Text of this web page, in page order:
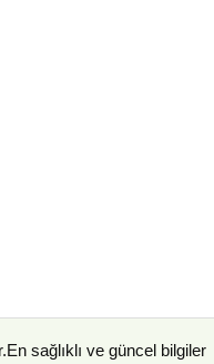
sağlıklı ve güncel bilgiler